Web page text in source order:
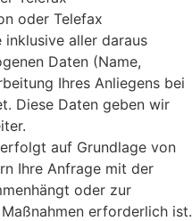
oder Telefax
aller daraus
Daten (Name,
Ihres Anliegens bei
Diese Daten geben wir
auf Grundlage von
Ihre Anfrage mit der
oder zur
erforderlich ist.